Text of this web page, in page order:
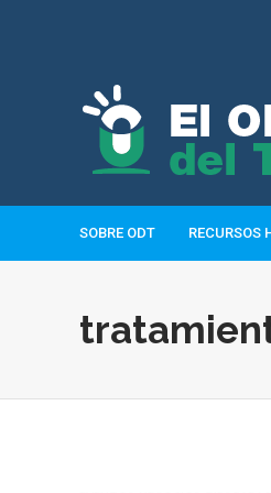
SOBRE ODT RECURSOS